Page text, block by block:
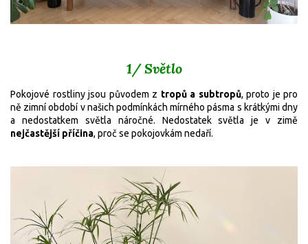
1/ Světlo
Pokojové rostliny jsou původem z tropů a subtropů, proto je pro
ně zimní období v našich podmínkách mírného pásma s krátkými dny
a nedostatkem světla náročné. Nedostatek světla je v zimě
nejčastější příčina, proč se pokojovkám nedaří.